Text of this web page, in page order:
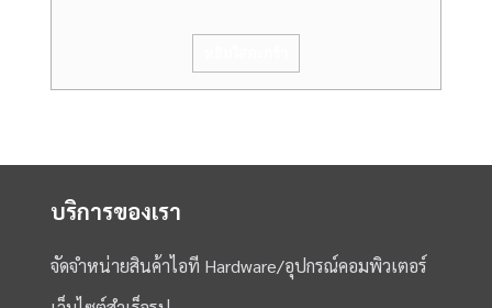
บริการของเรา
จัดจำหน่ายสินค้าไอที Hardware/อุปกรณ์คอมพิวเตอร์